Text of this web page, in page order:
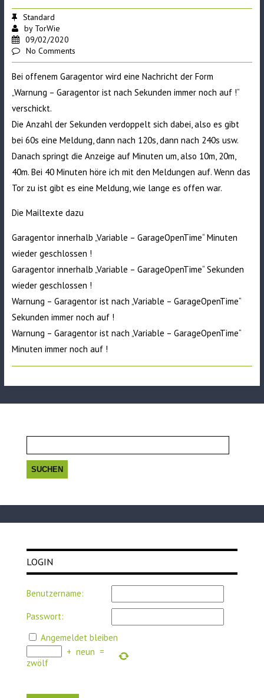
Standard
by TorWie
09/02/2020
No Comments
Bei offenem Garagentor wird eine Nachricht der Form
„Warnung – Garagentor ist nach Sekunden immer noch auf !“
verschickt.
Die Anzahl der Sekunden verdoppelt sich dabei, also es gibt
bei 60s eine Meldung, dann nach 120s, dann nach 240s usw.
Danach springt die Anzeige auf Minuten um, also 10m, 20m,
40m. Bei 40 Minuten höre ich mit den Meldungen auf. Wenn das
Tor zu ist gibt es eine Meldung, wie lange es offen war.
Die Mailtexte dazu
Garagentor innerhalb „Variable – GarageOpenTime“ Minuten
wieder geschlossen !
Garagentor innerhalb „Variable – GarageOpenTime“ Sekunden
wieder geschlossen !
Warnung – Garagentor ist nach „Variable – GarageOpenTime“
Sekunden immer noch auf !
Warnung – Garagentor ist nach „Variable – GarageOpenTime“
Minuten immer noch auf !
LOGIN
Benutzername:
Passwort:
Angemeldet bleiben
+ neun =
zwölf